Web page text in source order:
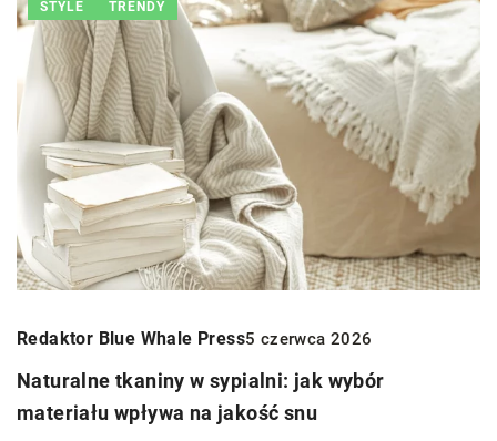
STYLE TRENDY
Redaktor Blue Whale Press5 czerwca 2026
Naturalne tkaniny w sypialni: jak wybór
materiału wpływa na jakość snu